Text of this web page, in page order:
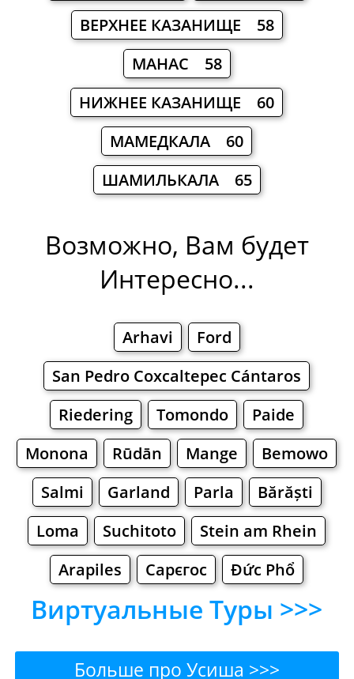
ВЕРХНЕЕ КАЗАНИЩЕ 58
МАНАС 58
НИЖНЕЕ КАЗАНИЩЕ 60
МАМЕДКАЛА 60
ШАМИЛЬКАЛА 65
Возможно, Вам будет
Интересно...
Arhavi
Ford
San Pedro Coxcaltepec Cántaros
Riedering
Tomondo
Paide
Monona
Rūdān Mange
Bemowo
Salmi
Garland Parla
Bărăști
Loma
Suchitoto
Stein am Rhein
Arapiles
Сарєгос Đức Phổ
Виртуальные Туры >>>
Больше про Усиша >>>